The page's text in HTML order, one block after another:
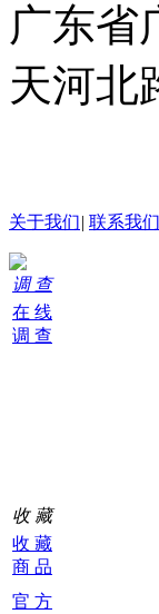
广东省
天河北
关于我们| 联系我们
调 查
在 线
调 查
收 藏
收 藏
商 品
官 方